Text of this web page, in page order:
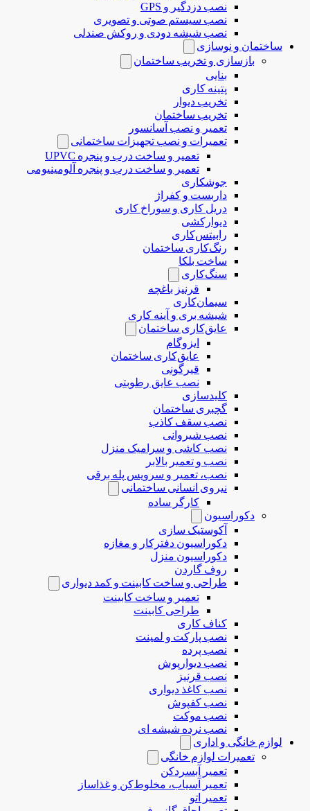
نصب دزدگیر و GPS
نصب سیستم صوتی و تصویری
نصب شیشه دودی و روکش صندلی
ساختمان و نوسازی
بازسازی و تخریب ساختمان
بنایی
پتینه کاری
تخریب دیوار
تخریب ساختمان
تعمیر و نصب آسانسور
تعمیرات و نصب تجهیزات ساختمانی
تعمیر و ساخت درب و پنجره UPVC
تعمیر و ساخت درب و پنجره آلومینیومی
جوشکاری
داربست و کفراژ
دریل کاری و سوراخ کاری
دیوارکشی
رابیتس‌کاری
رنگ‌کاری ساختمان
ساخت بلکا
سنگ‌کاری
قرنیز باغچه
سیمان‌کاری
شیشه بری و آینه کاری
عایق‌کاری ساختمان
ایزوگام
عایق‌کاری ساختمان
قیرگونی
نصب عایق رطوبتی
کلیدسازی
گچبری ساختمان
نصب سقف کاذب
نصب شیروانی
نصب کاشی و سرامیک منزل
نصب و تعمیر بالابر
نصب، تعمیر و سرویس پله برقی
نیروی انسانی ساختمانی
کارگر ساده
دکوراسیون
آکوستیک سازی
دکوراسیون دفترکار و مغازه
دکوراسیون منزل
روف گاردن
طراحی و ساخت کابینت و کمد دیواری
تعمیر و ساخت کابینت
طراحی کابینت
کناف کاری
نصب پارکت و لمینت
نصب پرده
نصب دیوارپوش
نصب قرنیز
نصب کاغذ دیواری
نصب کفپوش
نصب موکت
نصب نرده شیشه ای
لوازم خانگی و اداری
تعمیرات لوازم خانگی
تعمیر آبسردکن
تعمیر آسیاب، مخلوط‌کن و غذاساز
تعمیر اتو